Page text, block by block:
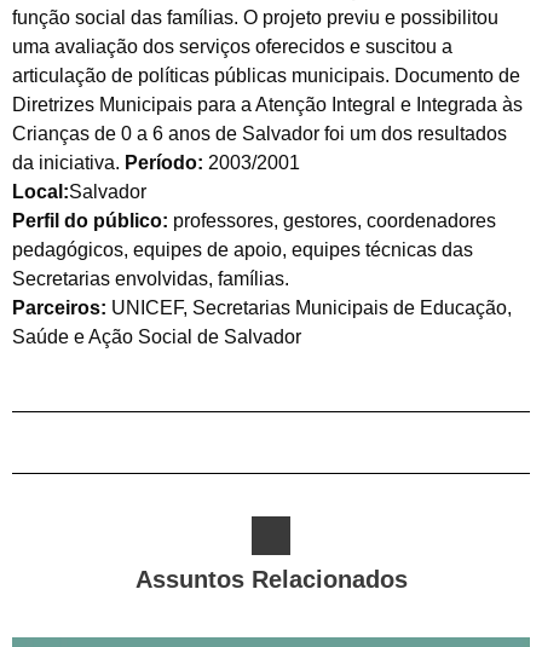
função social das famílias. O projeto previu e possibilitou
uma avaliação dos serviços oferecidos e suscitou a
articulação de políticas públicas municipais. Documento de
Diretrizes Municipais para a Atenção Integral e Integrada às
Crianças de 0 a 6 anos de Salvador foi um dos resultados
da iniciativa. Período: 2003/2001
Local:Salvador
Perfil do público: professores, gestores, coordenadores
pedagógicos, equipes de apoio, equipes técnicas das
Secretarias envolvidas, famílias.
Parceiros: UNICEF, Secretarias Municipais de Educação,
Saúde e Ação Social de Salvador
Assuntos Relacionados